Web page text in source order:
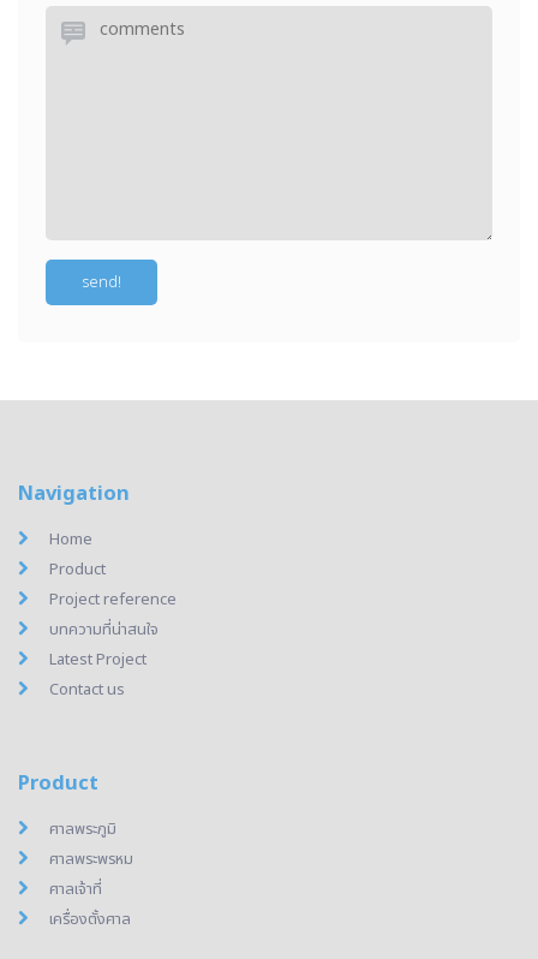
Navigation
Home
Product
Project reference
บทความที่น่าสนใจ
Latest Project
Contact us
Product
ศาลพระภูมิ
ศาลพระพรหม
ศาลเจ้าที่
เครื่องตั้งศาล